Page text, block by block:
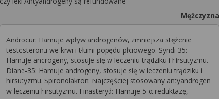
Mężczyzna
Androcur: Hamuje wpływ androgenów, zmniejsza stężenie
testosteronu we krwi i tłumi popędu płciowego. Syndi-35:
Hamuje androgeny, stosuje się w leczeniu trądziku i hirsutyzmu.
Diane-35: Hamuje androgeny, stosuje się w leczeniu trądziku i
hirsutyzmu. Spironolakton: Najczęściej stosowany antyandrogen
w leczeniu hirsutyzmu. Finasteryd: Hamuje 5-α-reduktazę,